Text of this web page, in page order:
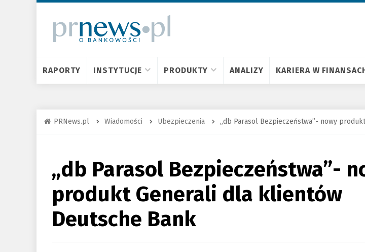
RAPORTY INSTYTUCJE PRODUKTY ANALIZY KARIERA W
PRNews.pl Wiadomości Ubezpieczenia „db Parasol Bezpieczeństwa”- nowy
„db Parasol Bezpieczeństwa”-
produkt Generali dla klientów
Deutsche Bank